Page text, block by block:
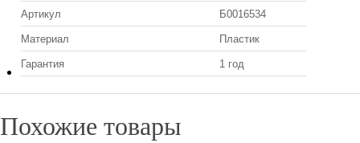
Артикул Б0016534
Материал Пластик
Гарантия 1 год
Похожие товары